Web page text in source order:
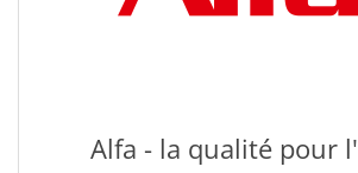
Alfa - la qualité pour